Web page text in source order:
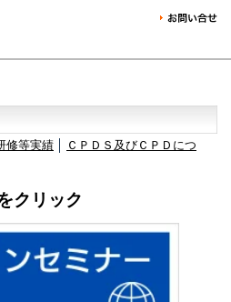
修等実績
ＣＰＤＳ及びＣＰＤにつ
クリック